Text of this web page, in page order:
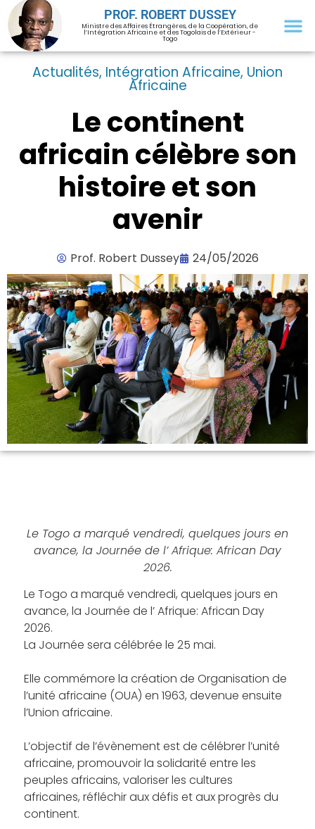
PROF. ROBERT DUSSEY
Ministre des Affaires Étrangères, de la Coopération, de
l’Intégration Africaine et des Togolais de l’Extérieur -
Togo
Actualités, Intégration Africaine, Union
Africaine
Le continent
africain célèbre son
histoire et son
avenir
Prof. Robert Dussey 24/05/2026
Le Togo a marqué vendredi, quelques jours en
avance, la Journée de l’ Afrique: African Day
2026.
Le Togo a marqué vendredi, quelques jours en
avance, la Journée de l’ Afrique: African Day
2026.
La Journée sera célébrée le 25 mai.
Elle commémore la création de Organisation de
l’unité africaine (OUA) en 1963, devenue ensuite
l’Union africaine.
L’objectif de l’évènement est de célébrer l’unité
africaine, promouvoir la solidarité entre les
peuples africains, valoriser les cultures
africaines, réfléchir aux défis et aux progrès du
continent.